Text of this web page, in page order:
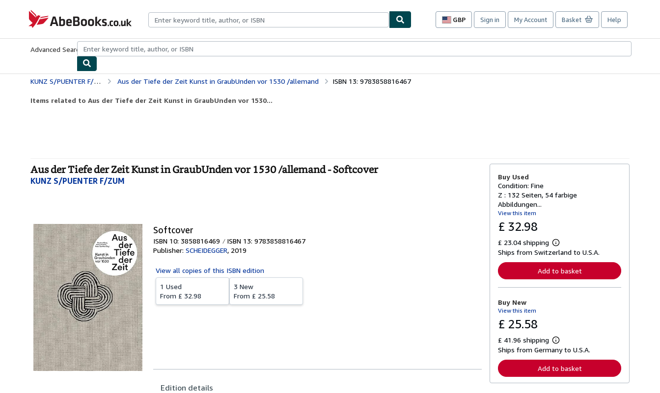
AbeBooks.co.uk
GBP
Site
preferences
Sign in My Account Basket Help
Advanced Search Browse CollectionsRare BooksArt & Collectables
KUNZ S/PUENTER F/ZUM Aus der Tiefe der Zeit Kunst in GraubUnden vor 1530 /allemand ISBN 13: 9783858816467
Items related to Aus der Tiefe der Zeit Kunst in GraubUnden vor 1530...
Aus der Tiefe der Zeit Kunst in GraubUnden vor 1530 /allemand - Softcover
KUNZ S/PUENTER F/ZUM
Softcover
ISBN 10: 3858816469
ISBN 13: 9783858816467
Publisher: SCHEIDEGGER, 2019
View all copies of this ISBN edition
1 Used
From £ 32.98
3 New
From £ 25.58
Edition details
Buy Used
Condition: Fine
Z : 132 Seiten, 54 farbige
Abbildungen...
View this item
£ 32.98
£ 23.04 shipping
L
e
n
o
t
s
p
p
i
Ships from Switzerland to U.S.A.
Add to basket
Buy New
View this item
£ 25.58
£ 41.96 shipping
L
e
n
Ships from Germany to U.S.A.
Add to basket